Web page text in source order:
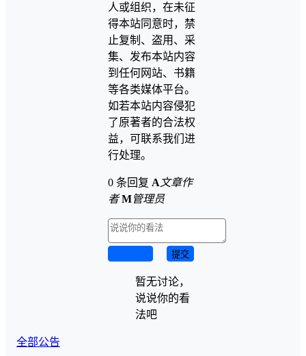
人或组织，在未征
得本站同意时，禁
止复制、盗用、采
集、发布本站内容
到任何网站、书籍
等各类媒体平台。
如若本站内容侵犯
了原著者的合法权
益，可联系我们进
行处理。
0 条回复 A 文章作
者 M管理员
提交
暂无讨论，
说说你的看
法吧
全部公告